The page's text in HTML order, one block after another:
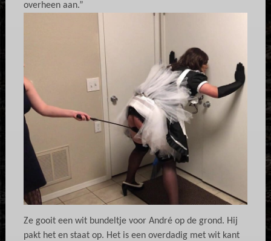
overheen aan.”
Ze gooit een wit bundeltje voor André op de grond. Hij
pakt het en staat op. Het is een overdadig met wit kant